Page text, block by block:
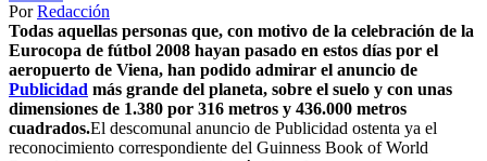
PorRedacción
Todas aquellas personas que, con motivo de la celebración de la
Eurocopa de fútbol 2008 hayan pasado en estos días por el
aeropuerto de Viena, han podido admirar el anuncio de
Publicidad más grande del planeta, sobre el suelo y con unas
dimensiones de 1.380 por 316 metros y 436.000 metros
cuadrados.El descomunal anuncio de Publicidad ostenta ya el
reconocimiento correspondiente del Guinness Book of World